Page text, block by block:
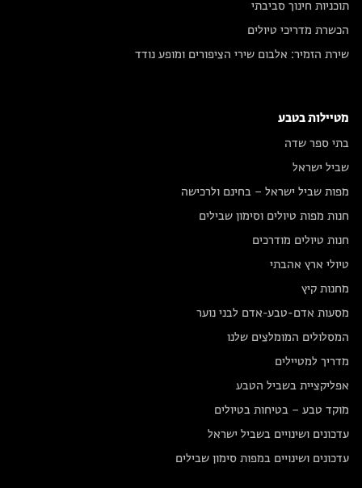
תוכניות חינוך סביבתי
הכשרת מדריכי טיולים
שירת הזמיר: אלבום שירי הציפורים ומופע נודד
מטיילות בטבע
בתי ספר שדה
שביל ישראל
מפות שביל ישראל – בחינם ולרכישה
חנות מפות טיולים וסימון שבילים
חנות טיולים מודרכים
טיולי ארץ אהבתי
מחנות קיץ
מסעות אדם-טבע-אדם לבני נוער
המסלולים המומלצים שלנו
מדריך למטיילים
אפליקציית בשביל הטבע
מוקד טבע – בטיחות בטיולים
עדכונים ושינויים בשביל ישראל
עדכונים ושינויים במפות סימון שבילים